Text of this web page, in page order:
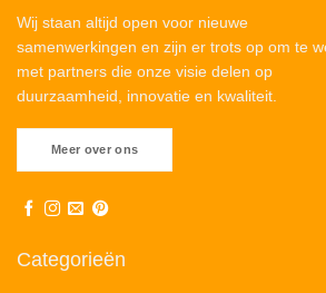
Wij staan altijd open voor nieuwe
samenwerkingen en zijn er trots op om te
met partners die onze visie delen op
duurzaamheid, innovatie en kwaliteit.
Meer over ons
Categorieën